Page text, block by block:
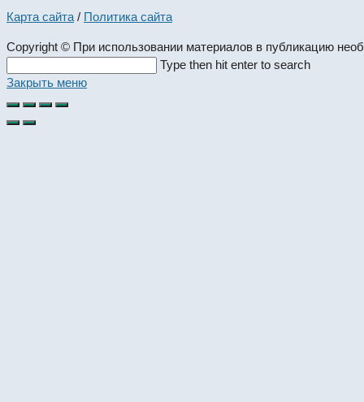
Карта сайта/ Политика сайта
Copyright © При использовании материалов в публикацию
this
website
Type then hit enter to search
Закрыть меню